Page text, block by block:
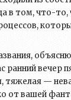
в том, что-то,
ранний вечер
тяжелая —
от вашей